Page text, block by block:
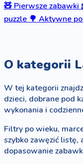
🧸 Pierwsze zabawki
puzzle 🌳 Aktywne
O kategorii
W tej kategorii
dzieci, dobrane pod
wykonania i
Filtry po wieku,
szybko zawęzić listę,
dopasowanie